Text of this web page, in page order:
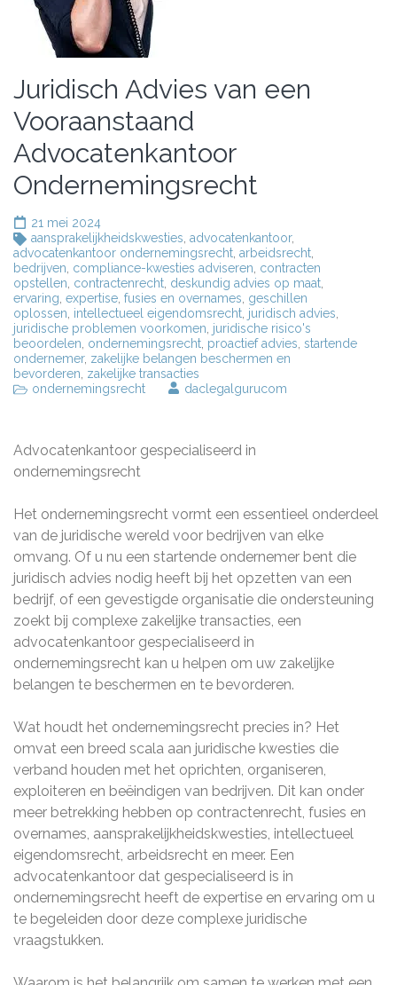
Juridisch Advies van een
Vooraanstaand
Advocatenkantoor
Ondernemingsrecht
21 mei 2024
aansprakelijkheidskwesties advocatenkantoor,
advocatenkantoor ondernemingsrecht arbeidsrecht
bedrijven compliance-kwesties adviseren contracten
opstellen contractenrecht deskundig advies op maat
ervaring expertise fusies en overnames geschillen
oplossen intellectueel eigendomsrecht juridisch advies
juridische problemen voorkomen juridische risico's
beoordelen ondernemingsrecht proactief advies startende
ondernemer, zakelijke belangen beschermen en
bevorderen zakelijke transacties
ondernemingsrecht
daclegalgurucom
Advocatenkantoor gespecialiseerd in
ondernemingsrecht
Het ondernemingsrecht vormt een essentieel onderdeel
van de juridische wereld voor bedrijven van elke
omvang. Of u nu een startende ondernemer bent die
juridisch advies nodig heeft bij het opzetten van een
bedrijf, of een gevestigde organisatie die ondersteuning
zoekt bij complexe zakelijke transacties, een
advocatenkantoor gespecialiseerd in
ondernemingsrecht kan u helpen om uw zakelijke
belangen te beschermen en te bevorderen.
Wat houdt het ondernemingsrecht precies in? Het
omvat een breed scala aan juridische kwesties die
verband houden met het oprichten, organiseren,
exploiteren en beëindigen van bedrijven. Dit kan onder
meer betrekking hebben op contractenrecht, fusies en
overnames, aansprakelijkheidskwesties, intellectueel
eigendomsrecht, arbeidsrecht en meer. Een
advocatenkantoor dat gespecialiseerd is in
ondernemingsrecht heeft de expertise en ervaring om u
te begeleiden door deze complexe juridische
vraagstukken.